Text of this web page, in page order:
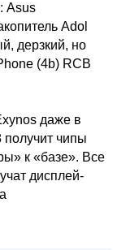
Asus
Adol
дерзкий, но
(4b) RCB
даже в
получит чипы
к «базе». Все
дисплей-